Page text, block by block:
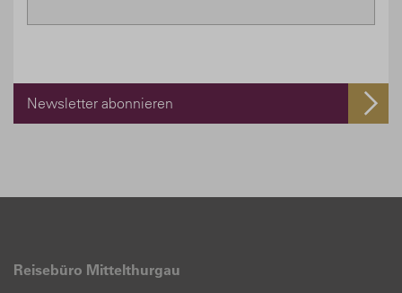
Newsletter abonnieren
Reisebüro Mittelthurgau